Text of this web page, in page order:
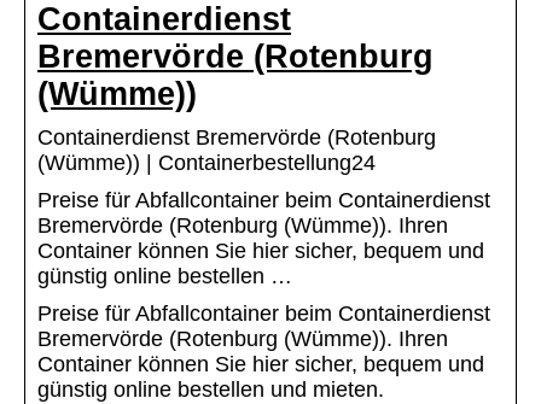
Containerdienst
Bremervörde (Rotenburg
(Wümme))
Containerdienst Bremervörde (Rotenburg
(Wümme)) | Containerbestellung24
Preise für Abfallcontainer beim Containerdienst
Bremervörde (Rotenburg (Wümme)). Ihren
Container können Sie hier sicher, bequem und
günstig online bestellen …
Preise für Abfallcontainer beim Containerdienst
Bremervörde (Rotenburg (Wümme)). Ihren
Container können Sie hier sicher, bequem und
günstig online bestellen und mieten.